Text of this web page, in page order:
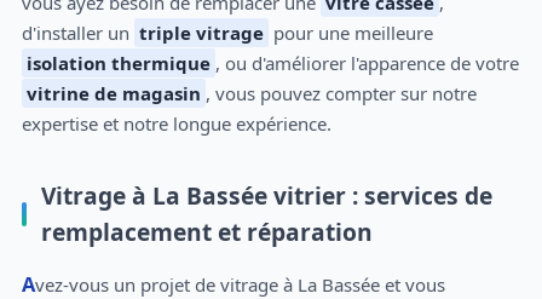
d'installer un triple vitrage pour une meilleure
isolation thermique , ou d'améliorer l'apparence de votre
vitrine de magasin , vous pouvez compter sur notre
expertise et notre longue expérience.
Vitrage à La Bassée vitrier : services de
remplacement et réparation
Avez-vous un projet de vitrage à La Bassée et vous